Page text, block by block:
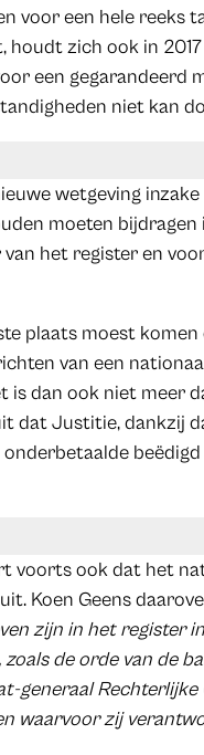
voor een hele reeks
zich ook in
een gegarandeerd
niet kan
wetgeving
moeten bijdragen
het register en
plaats moest komen
van een
is dan ook niet meer
dat Justitie, dankzij
voorts ook dat het
Koen Geens
zijn in het register
de orde van de
generaal Rechterlijke
waarvoor zij